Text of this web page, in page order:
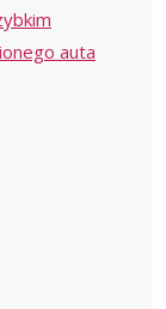
auta